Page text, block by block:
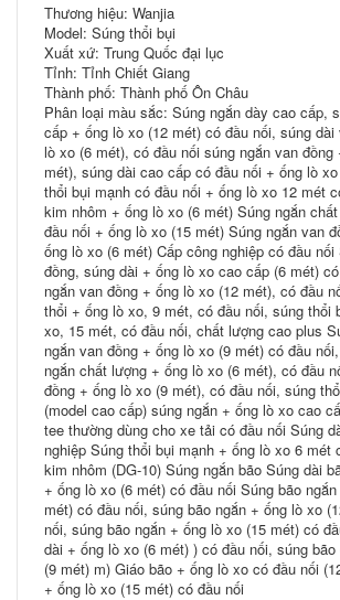
Thương hiệu: Wanjia
Model: Súng thổi bụi
Xuất xứ: Trung Quốc đại lục
Tỉnh: Tỉnh Chiết Giang
Thành phố: Thành phố Ôn Châu
Phân loại màu sắc: Súng ngắn dày cao cấp,
cấp + ống lò xo (12 mét) có đầu nối, súng dài
lò xo (6 mét), có đầu nối súng ngắn van đồng
mét), súng dài cao cấp có đầu nối + ống lò
thổi bụi mạnh có đầu nối + ống lò xo 12 mét
kim nhôm + ống lò xo (6 mét) Súng ngắn
đầu nối + ống lò xo (15 mét) Súng ngắn van
ống lò xo (6 mét) Cấp công nghiệp có đầu
đồng, súng dài + ống lò xo cao cấp (6 mét)
ngắn van đồng + ống lò xo (12 mét), có đầu
thổi + ống lò xo, 9 mét, có đầu nối, súng thổi
xo, 15 mét, có đầu nối, chất lượng cao plus
ngắn van đồng + ống lò xo (9 mét) có đầu
ngắn chất lượng + ống lò xo (6 mét), có đầu
đồng + ống lò xo (9 mét), có đầu nối, súng
(model cao cấp) súng ngắn + ống lò xo cao
tee thường dùng cho xe tải có đầu nối Súng
nghiệp Súng thổi bụi mạnh + ống lò xo 6 mét
kim nhôm (DG-10) Súng ngắn bão Súng dài
+ ống lò xo (6 mét) có đầu nối Súng bão
mét) có đầu nối, súng bão ngắn + ống lò xo
nối, súng bão ngắn + ống lò xo (15 mét) có
dài + ống lò xo (6 mét) ) có đầu nối, súng
(9 mét) m) Giáo bão + ống lò xo có đầu nối
+ ống lò xo (15 mét) có đầu nối